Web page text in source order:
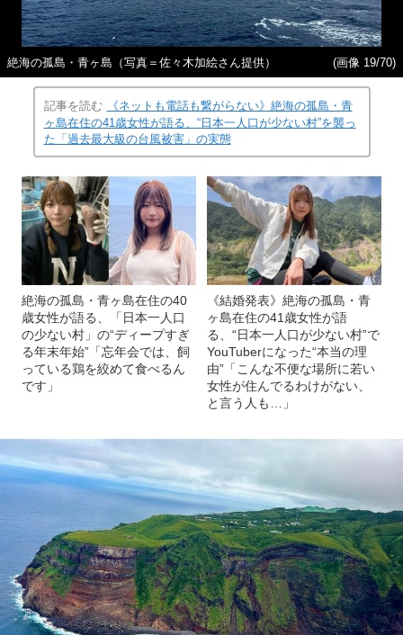
絶海の孤島・青ヶ島（写真＝佐々木加絵さん提供） (画像 19/70)
記事を読む
《ネットも電話も繋がらない》絶海の孤島・青
ヶ島在住の41歳女性が語る、“日本一人口が少ない村”を襲っ
た「過去最大級の台風被害」の実態
絶海の孤島・青ヶ島在住の40
歳女性が語る、「日本一人口
の少ない村」の“ディープすぎ
る年末年始”「忘年会では、飼
っている鶏を絞めて食べるん
です」
《結婚発表》絶海の孤島・青
ヶ島在住の41歳女性が語
る、“日本一人口が少ない村”で
YouTuberになった“本当の理
由”「こんな不便な場所に若い
女性が住んでるわけがない、
と言う人も…」